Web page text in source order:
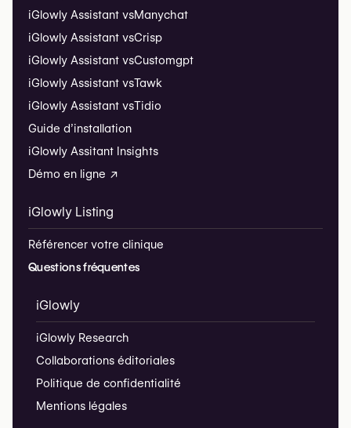
iGlowly Assistant vsManychat
iGlowly Assistant vsCrisp
iGlowly Assistant vsCustomgpt
iGlowly Assistant vsTawk
iGlowly Assistant vsTidio
Guide d’installation
iGlowly Assitant Insights
Démo en ligne ↗
iGlowly Listing
Référencer votre clinique
Questions fréquentes
iGlowly
iGlowly Research
Collaborations éditoriales
Politique de confidentialité
Mentions légales